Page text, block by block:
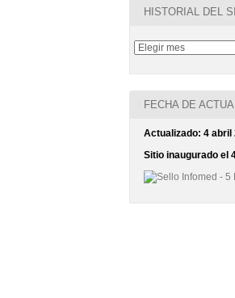
HISTORIAL DEL
FECHA DE
Actualizado: 4 abril
Sitio inaugurado el